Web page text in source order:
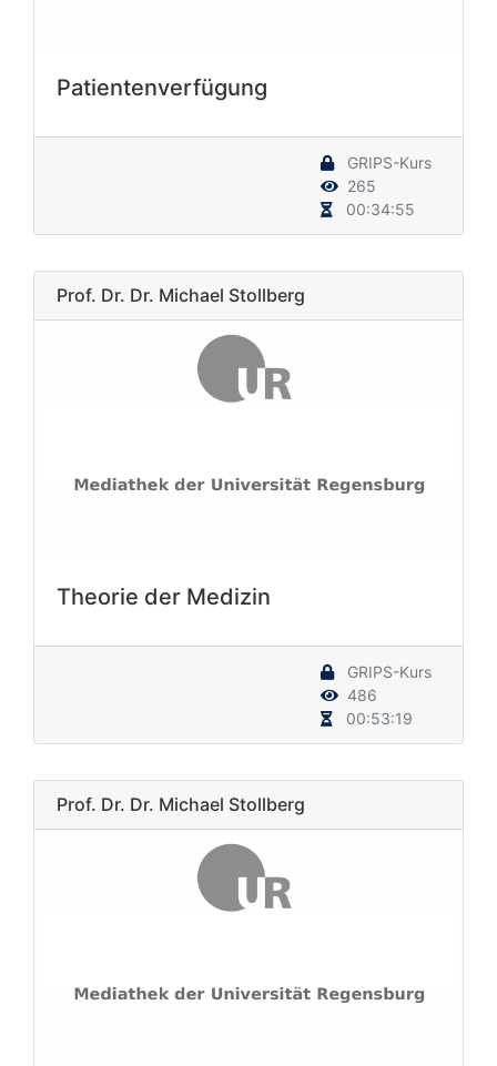
Patientenverfügung
GRIPS-Kurs
265
00:34:55
Prof. Dr. Dr. Michael Stollberg
Theorie der Medizin
GRIPS-Kurs
486
00:53:19
Prof. Dr. Dr. Michael Stollberg